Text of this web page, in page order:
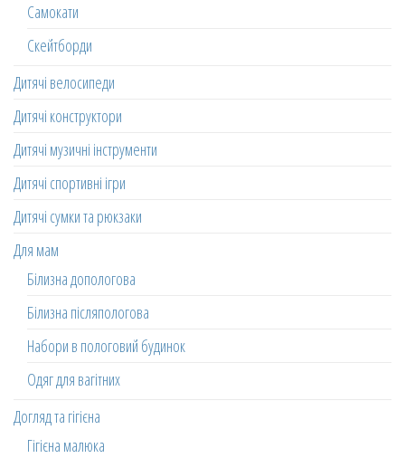
Самокати
Скейтборди
Дитячі велосипеди
Дитячі конструктори
Дитячі музичні інструменти
Дитячі спортивні ігри
Дитячі сумки та рюкзаки
Для мам
Білизна допологова
Білизна післяпологова
Набори в пологовий будинок
Одяг для вагітних
Догляд та гігієна
Гігієна малюка